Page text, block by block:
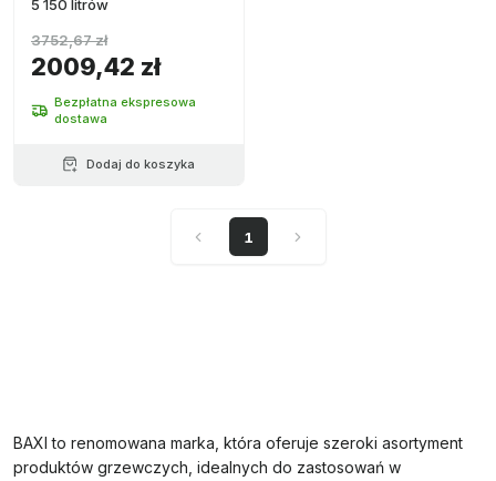
5 150 litrów
2009,42 zł
3752,67 zł
Bezpłatna ekspresowa
dostawa
Dodaj do koszyka
1
BAXI to renomowana marka, która oferuje szeroki asortyment
produktów grzewczych, idealnych do zastosowań w